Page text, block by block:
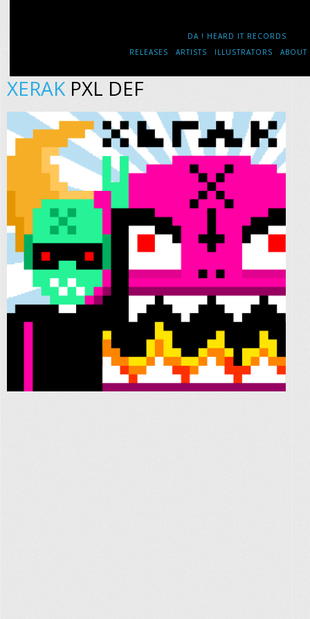
DA ! HEARD IT RECORDS
RELEASES
ARTISTS ILLUSTRATORS ABOUT
XERAKPXL DEF